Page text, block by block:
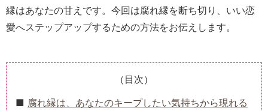
縁はあなたの甘えです。今回は腐れ縁を断ち切り、いい恋
愛へステップアップするための方法をお伝えします。
（目次）
腐れ縁は、あなたのキープしたい気持ちから現れる